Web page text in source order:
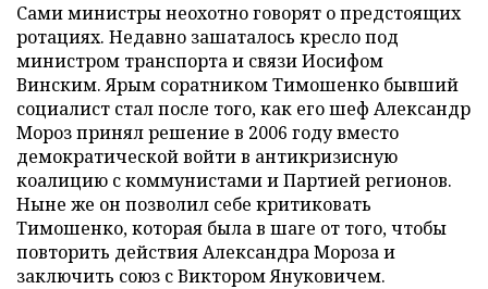
Сами министры неохотно говорят о предстоящих
ротациях. Недавно зашаталось кресло под
министром транспорта и связи Иосифом
Винским. Ярым соратником Тимошенко бывший
социалист стал после того, как его шеф Александр
Мороз принял решение в 2006 году вместо
демократической войти в антикризисную
коалицию с коммунистами и Партией регионов.
Ныне же он позволил себе критиковать
Тимошенко, которая была в шаге от того, чтобы
повторить действия Александра Мороза и
заключить союз с Виктором Януковичем.